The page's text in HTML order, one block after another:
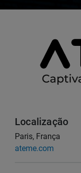
Localização
Paris, França
ateme.com